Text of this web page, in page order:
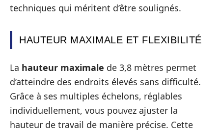
techniques qui méritent d’être soulignés.
HAUTEUR MAXIMALE ET FLEXIBILITÉ
La hauteur maximale de 3,8 mètres permet
d’atteindre des endroits élevés sans difficulté.
Grâce à ses multiples échelons, réglables
individuellement, vous pouvez ajuster la
hauteur de travail de manière précise. Cette